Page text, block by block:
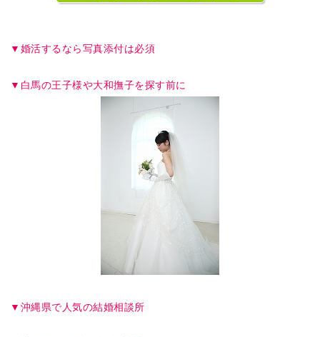
婚活するなら写真添付は必須
白馬の王子様や大和撫子を探す前に
沖縄県で人気の結婚相談所